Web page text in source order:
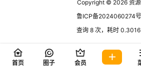
Copyright © 2026 资
鲁ICP备2024060274
查询 8 次，耗时
首页 圈子 会员